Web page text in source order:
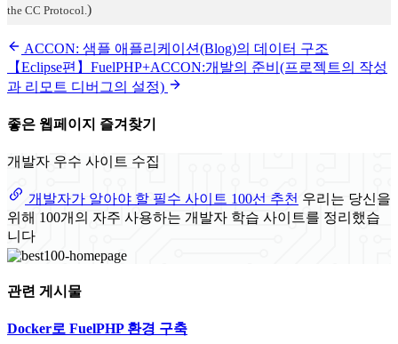
the CC Protocol. )
ACCON: 샘플 애플리케이션(Blog)의 데이터 구조
【Eclipse편】FuelPHP+ACCON:개발의 준비(프로젝트의 작성
과 리모트 디버그의 설정)
좋은 웹페이지 즐겨찾기
개발자 우수 사이트 수집
개발자가 알아야 할 필수 사이트 100선 추천 우리는 당신을
위해 100개의 자주 사용하는 개발자 학습 사이트를 정리했습
니다
관련 게시물
Docker로 FuelPHP 환경 구축